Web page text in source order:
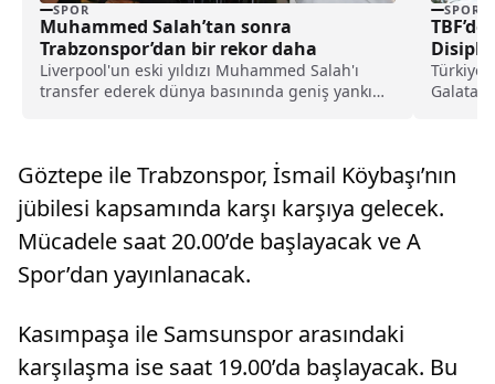
SPOR
Muhammed Salah’tan sonra
Trabzonspor’dan bir rekor daha
Liverpool'un eski yıldızı Muhammed Salah'ı
transfer ederek dünya basınında geniş yankı
açıkladı.
SPOR
Türkiye
Göztepe ile Trabzonspor, İsmail Köybaşı’nın
jübilesi kapsamında karşı karşıya gelecek.
Mücadele saat 20.00’de başlayacak ve A
Spor’dan yayınlanacak.
Kasımpaşa ile Samsunspor arasındaki
karşılaşma ise saat 19.00’da başlayacak. Bu